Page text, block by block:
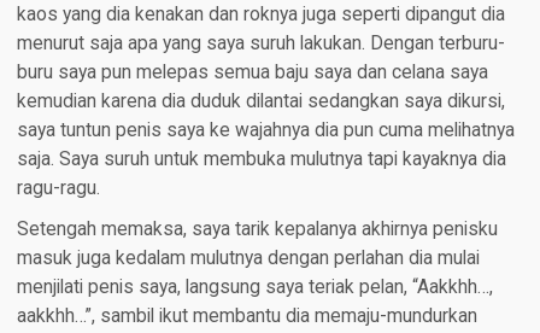
kaos yang dia kenakan dan roknya juga seperti dipangut dia
menurut saja apa yang saya suruh lakukan. Dengan terburu-
buru saya pun melepas semua baju saya dan celana saya
kemudian karena dia duduk dilantai sedangkan saya dikursi,
saya tuntun penis saya ke wajahnya dia pun cuma melihatnya
saja. Saya suruh untuk membuka mulutnya tapi kayaknya dia
ragu-ragu.
Setengah memaksa, saya tarik kepalanya akhirnya penisku
masuk juga kedalam mulutnya dengan perlahan dia mulai
menjilati penis saya, langsung saya teriak pelan, “Aakkhh…,
aakkhh…”, sambil ikut membantu dia memaju-mundurkan